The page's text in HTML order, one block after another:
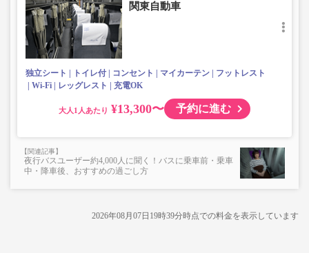
関東自動車
独立シート トイレ付 コンセント マイカーテン
フットレスト
Wi-Fi
レッグレスト 充電OK
大人 ¥13,300〜 予約に進む
夜行バスユーザー約4,000人に聞く！バスに乗車前・乗車
中・降車後、おすすめの過ごし方
2026年08月07日19時39分時点での料金を表示しています